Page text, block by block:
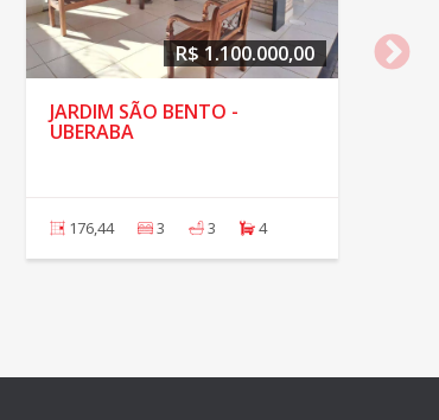
R$ 1.100.000,00
JARDIM SÃO BENTO -
UBERABA
176,44 3 3 4